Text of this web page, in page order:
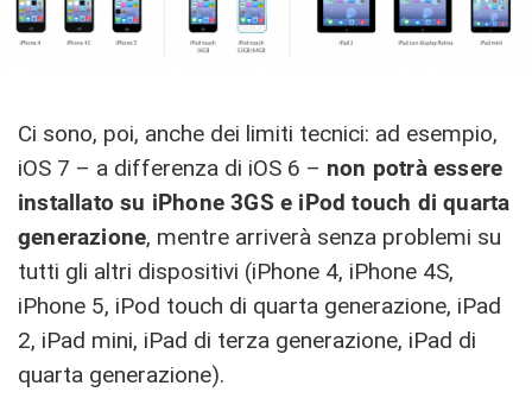
Ci sono, poi, anche dei limiti tecnici: ad esempio,
iOS 7 – a differenza di iOS 6 – non potrà essere
installato su iPhone 3GS e iPod touch di quarta
generazione, mentre arriverà senza problemi su
tutti gli altri dispositivi (iPhone 4, iPhone 4S,
iPhone 5, iPod touch di quarta generazione, iPad
2, iPad mini, iPad di terza generazione, iPad di
quarta generazione).